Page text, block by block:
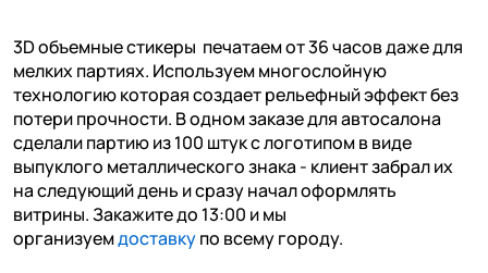
3D объемные стикеры печатаем от 36 часов даже для
мелких партиях. Используем многослойную
технологию которая создает рельефный эффект без
потери прочности. В одном заказе для автосалона
сделали партию из 100 штук с логотипом в виде
выпуклого металлического знака - клиент забрал их
на следующий день и сразу начал оформлять
витрины. Закажите до 13:00 и мы
организуемдоставкупо всему городу.